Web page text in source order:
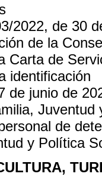
2022, de 30
de la
Carta de
identificación
de junio de
de
y Política